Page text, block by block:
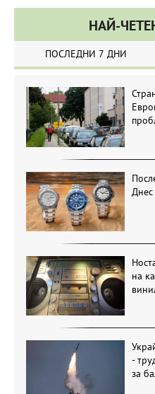
НАЙ-
ПОСЛЕДНИ 7 ДНИ
Днес
на
-
за